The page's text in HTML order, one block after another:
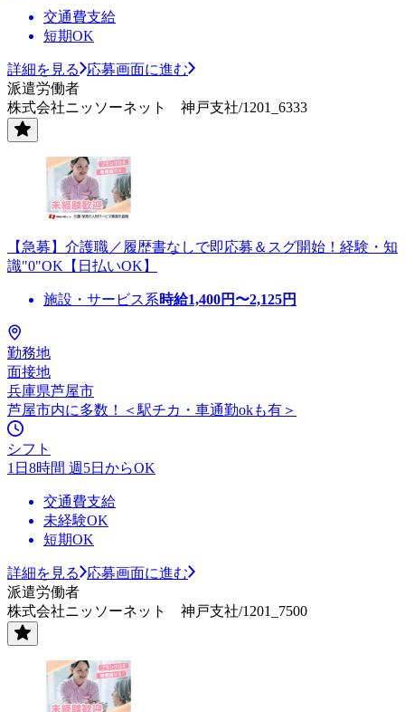
交通費支給
短期OK
詳細を見る
応募画面に進む
派遣労働者
株式会社ニッソーネット 神戸支社/1201_6333
【急募】介護職／履歴書なしで即応募＆スグ開始！経験・知
識"0"OK【日払いOK】
施設・サービス系時給1,400円〜2,125円
勤務地
面接地
兵庫県芦屋市
芦屋市内に多数！＜駅チカ・車通勤okも有＞
シフト
1日8時間 週5日からOK
交通費支給
未経験OK
短期OK
詳細を見る
応募画面に進む
派遣労働者
株式会社ニッソーネット 神戸支社/1201_7500